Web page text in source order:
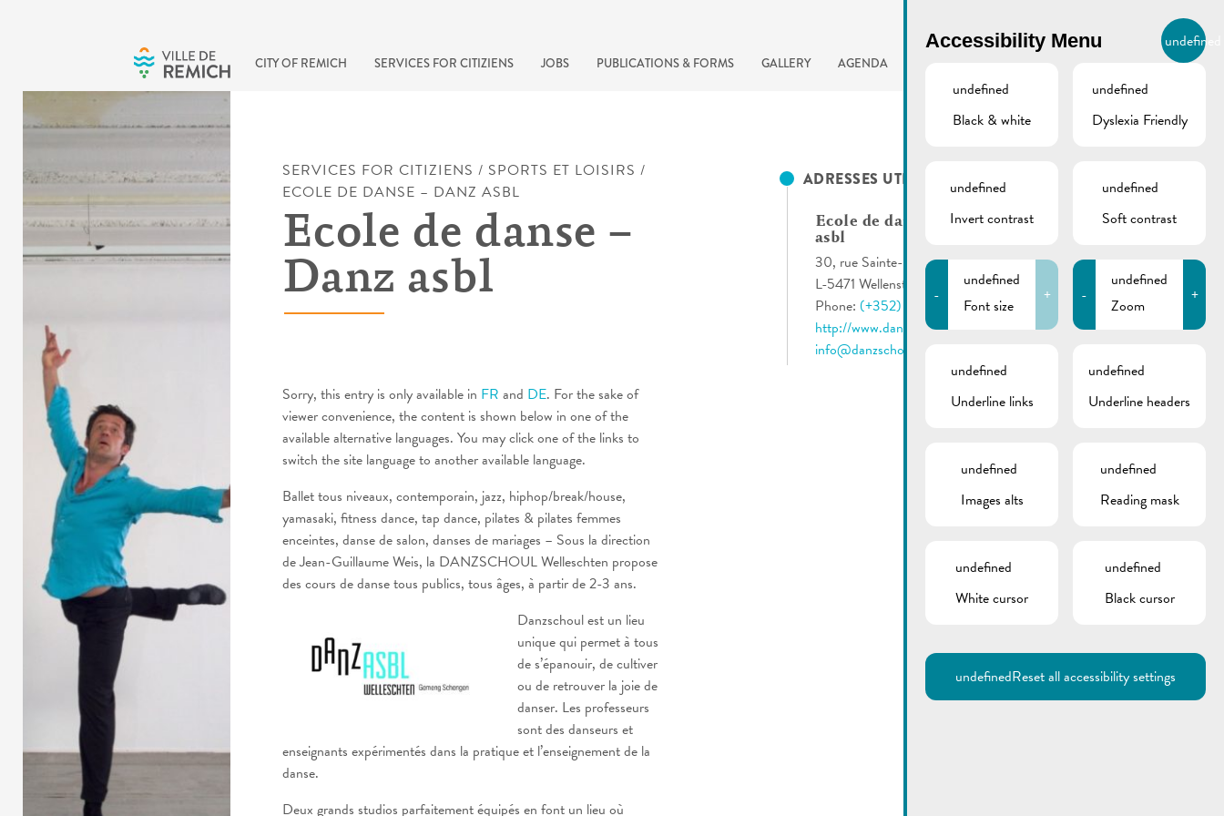
CITY OF REMICH SERVICES FOR CITIZIENS JOBS PUBLICATIONS & FORMS GALLERY AGENDA EN
BIERGER.REMICH.LU
SERVICES FOR CITIZIENS / SPORTS ET LOISIRS /
ECOLE DE DANSE – DANZ ASBL
Ecole de danse –
Danz asbl
Sorry, this entry is only available in FR and DE. For the sake of
viewer convenience, the content is shown below in one of the
available alternative languages. You may click one of the links to
switch the site language to another available language.
Ballet tous niveaux, contemporain, jazz, hiphop/break/house,
yamasaki, fitness dance, tap dance, pilates & pilates femmes
enceintes, danse de salon, danses de mariages – Sous la direction
de Jean-Guillaume Weis, la DANZSCHOUL Welleschten propose
des cours de danse tous publics, tous âges, à partir de 2-3 ans.
Danzschoul est un lieu
unique qui permet à tous
de s’épanouir, de cultiver
ou de retrouver la joie de
danser. Les professeurs
sont des danseurs et
enseignants expérimentés dans la pratique et l’enseignement de la
danse.
Deux grands studios parfaitement équipés en font un lieu où
ADRESSES UTILES
Ecole de danse – Danz
asbl
30, rue Sainte-Anne
L-5471 Wellenstein
Phone: (+352) 621 28 12 33
http://www.danzschoul.lu
info@danzschoul.lu
Accessibility Menu undefined
undefined
Black & white
undefined
Dyslexia Friendly
undefined
Invert contrast
undefined
Soft contrast
-
undefined
Font size
+ -
undefined
Zoom
+
undefined
Underline links
undefined
Underline headers
undefined
Images alts
undefined
Reading mask
undefined
White cursor
undefined
Black cursor
undefinedReset all accessibility settings